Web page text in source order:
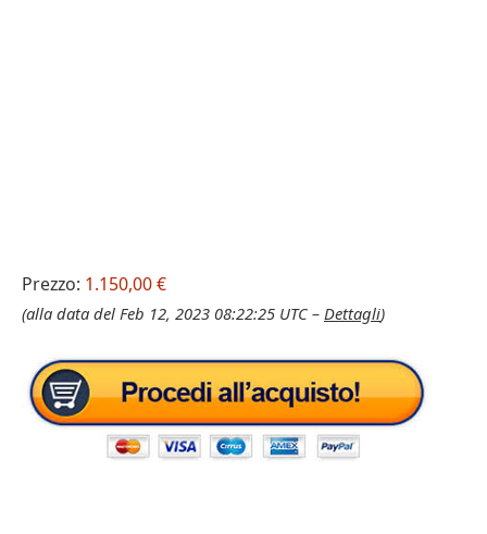
Prezzo: 1.150,00 €
(alla data del Feb 12, 2023 08:22:25 UTC – Dettagli)